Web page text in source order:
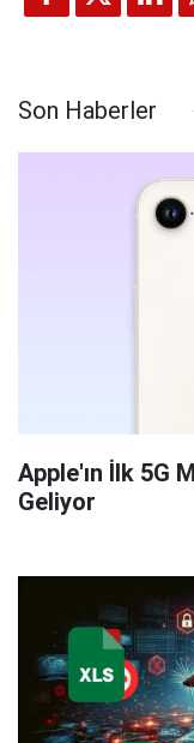
Son Haberler
Apple'ın İlk 5G
Geliyor